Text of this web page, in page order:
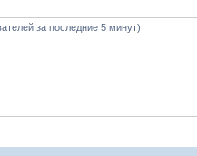
за последние 5 минут)